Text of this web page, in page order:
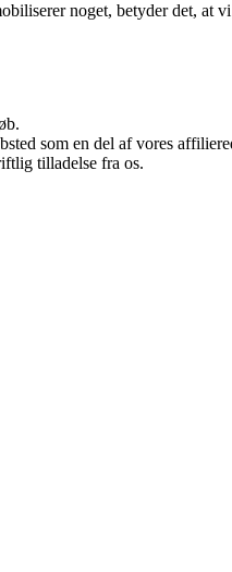
noget, betyder det,
som en del af vores
tilladelse fra os.